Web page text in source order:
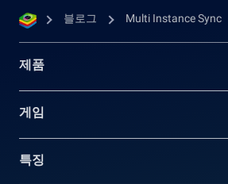
블로그 Multi Instance Sync
제품
게임
특징